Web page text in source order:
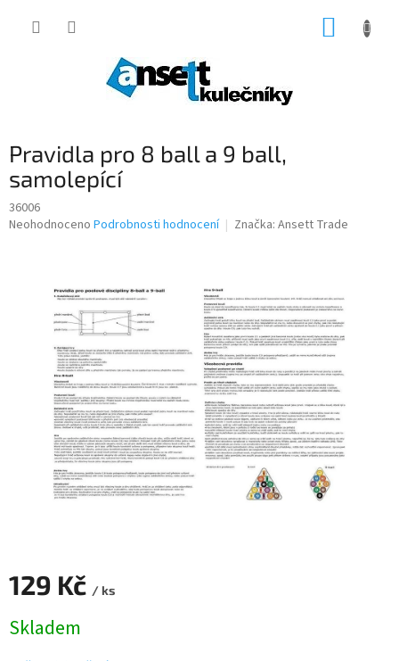
Pravidla pro 8 ball a 9 ball,
samolepící
36006
Průměrné
hvězdiček.
Neohodnoceno Podrobnosti hodnocení Značka: Ansett Trade
129 Kč / ks
cena:
Skladem